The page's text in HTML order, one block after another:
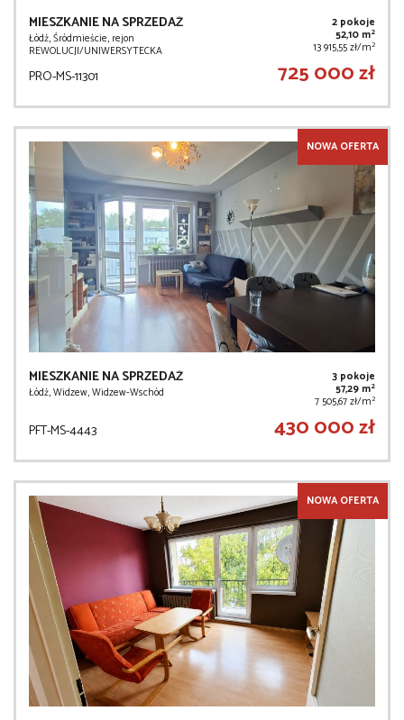
MIESZKANIE NA SPRZEDAŻ
Łódź, Śródmieście, rejon
REWOLUCJI/UNIWERSYTECKA
2 pokoje
52,10 m2
13 915,55 zł/m2
PRO-MS-11301 725 000 zł
NOWA OFERTA
MIESZKANIE NA SPRZEDAŻ
Łódź, Widzew, Widzew-Wschód
3 pokoje
57,29 m2
7 505,67 zł/m2
PFT-MS-4443 430 000 zł
NOWA OFERTA